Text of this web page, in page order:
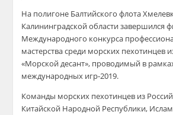
На полигоне Балтийского флота
Калининградской области завершился
Международного конкурса
мастерства среди морских пехотинцев
«Морской десант», проводимый в
международных игр-2019.
Команды морских пехотинцев из
Китайской Народной Республики,